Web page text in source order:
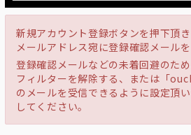
新規アカウント登録ボタンを押下頂
メールアドレス宛に登録確認メールを
登録確認メールなどの未着回避のた
フィルターを解除する、または「
のメールを受信できるように設定頂
してください。